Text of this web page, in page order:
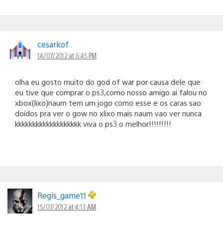
cesarkof
14/07/2012 at 6:45 PM
olha eu gosto muito do god of war por causa dele que
eu tive que comprar o ps3,como nosso amigo ai falou no
xbox(lixo)naum tem um jogo como esse e os caras sao
doidos pra ver o gow no xlixo mais naum vao ver nunca
kkkkkkkkkkkkkkkkkkk viva o ps3 o melhor!!!!!!!!!
Regis_game11
15/07/2012 at 4:13 AM